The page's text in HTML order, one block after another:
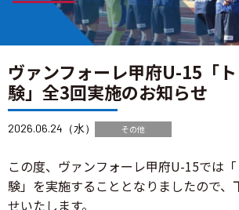
ヴァンフォーレ甲府U-15「
験」全3回実施のお知らせ
2026.06.24（水） その他
この度、ヴァンフォーレ甲府U-15では
験」を実施することとなりましたので、
せいたします。